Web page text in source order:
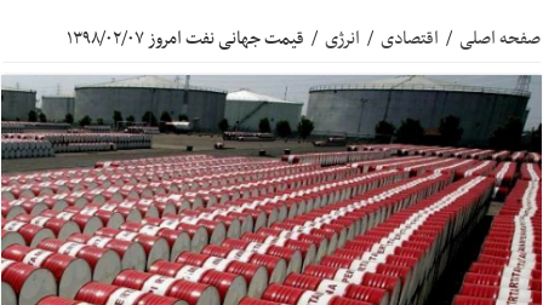
صفحه اصلی / اقتصادی / انرژی / قیمت جهانی نفت امروز ۱۳۹۸/۰۲/۰۷